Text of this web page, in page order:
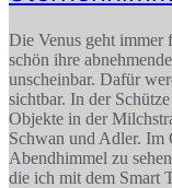
Die Venus geht immer
schön ihre
unscheinbar. Dafür
sichtbar. In der
Objekte in der
Schwan und Adler. Im
Abendhimmel zu
die ich mit dem Smart